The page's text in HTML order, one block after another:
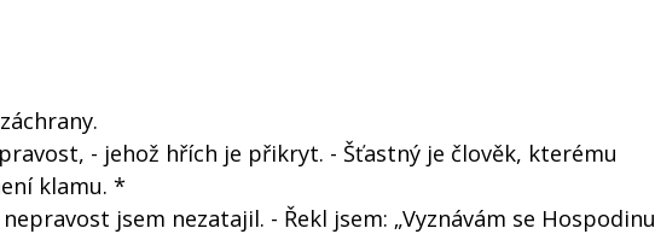
- jehož hřích je přikryt. - Šťastný je člověk, kterému
klamu. *
jsem nezatajil. - Řekl jsem: „Vyznávám se Hospodinu